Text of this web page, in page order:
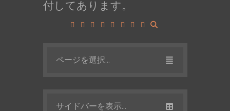
付してあります。
ページを選択...
サイドバーを表示...